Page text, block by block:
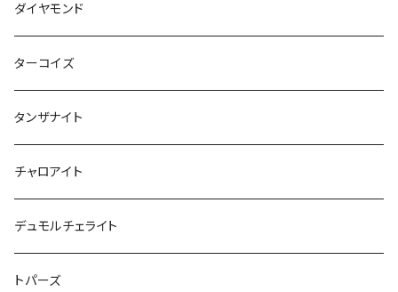
ダイヤモンド
ターコイズ
タンザナイト
チャロアイト
デュモルチェライト
トパーズ